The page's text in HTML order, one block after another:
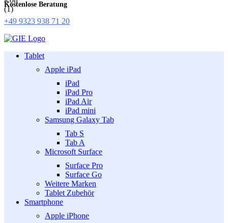
Kostenlose Beratung
+49 9323 938 71 20
Tablet
Apple iPad
iPad
iPad Pro
iPad Air
iPad mini
Samsung Galaxy Tab
Tab S
Tab A
Microsoft Surface
Surface Pro
Surface Go
Weitere Marken
Tablet Zubehör
Smartphone
Apple iPhone